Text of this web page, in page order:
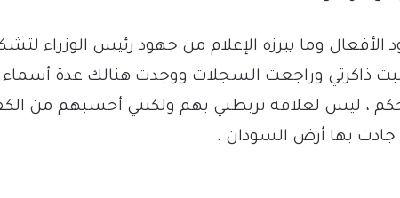
الأفعال وما يبرزه الإعلام من جهود رئيس الوزراء
ذاكرتي وراجعت السجلات ووجدت هنالك عدة أسماء
، ليس لعلاقة تربطني بهم ولكنني أحسبهم من
جادت بها أرض السودان .